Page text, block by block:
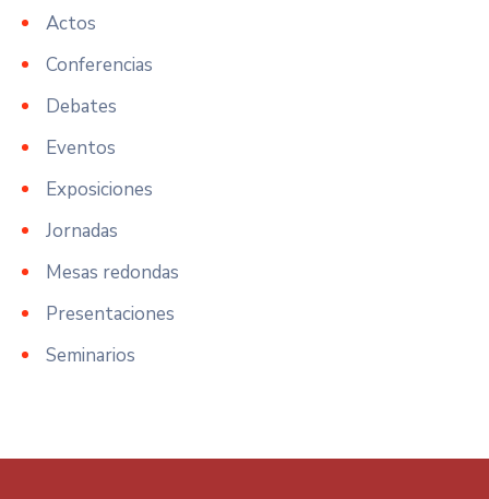
Actos
Conferencias
Debates
Eventos
Exposiciones
Jornadas
Mesas redondas
Presentaciones
Seminarios